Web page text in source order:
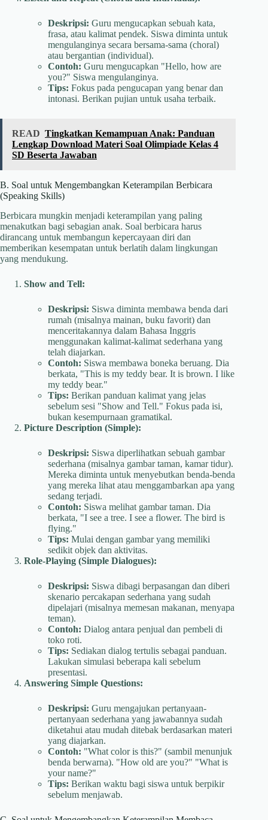
Deskripsi: Guru mengucapkan sebuah kata,
frasa, atau kalimat pendek. Siswa diminta untuk
mengulanginya secara bersama-sama (choral)
atau bergantian (individual).
Contoh: Guru mengucapkan "Hello, how are
you?" Siswa mengulanginya.
Tips: Fokus pada pengucapan yang benar dan
intonasi. Berikan pujian untuk usaha terbaik.
READ Tingkatkan Kemampuan Anak: Panduan
Lengkap Download Materi Soal Olimpiade Kelas 4
SD Beserta Jawaban
B. Soal untuk Mengembangkan Keterampilan Berbicara
(Speaking Skills)
Berbicara mungkin menjadi keterampilan yang paling
menakutkan bagi sebagian anak. Soal berbicara harus
dirancang untuk membangun kepercayaan diri dan
memberikan kesempatan untuk berlatih dalam lingkungan
yang mendukung.
Show and Tell:
Deskripsi: Siswa diminta membawa benda dari
rumah (misalnya mainan, buku favorit) dan
menceritakannya dalam Bahasa Inggris
menggunakan kalimat-kalimat sederhana yang
telah diajarkan.
Contoh: Siswa membawa boneka beruang. Dia
berkata, "This is my teddy bear. It is brown. I like
my teddy bear."
Tips: Berikan panduan kalimat yang jelas
sebelum sesi "Show and Tell." Fokus pada isi,
bukan kesempurnaan gramatikal.
Picture Description (Simple):
Deskripsi: Siswa diperlihatkan sebuah gambar
sederhana (misalnya gambar taman, kamar tidur).
Mereka diminta untuk menyebutkan benda-benda
yang mereka lihat atau menggambarkan apa yang
sedang terjadi.
Contoh: Siswa melihat gambar taman. Dia
berkata, "I see a tree. I see a flower. The bird is
flying."
Tips: Mulai dengan gambar yang memiliki
sedikit objek dan aktivitas.
Role-Playing (Simple Dialogues):
Deskripsi: Siswa dibagi berpasangan dan diberi
skenario percakapan sederhana yang sudah
dipelajari (misalnya memesan makanan, menyapa
teman).
Contoh: Dialog antara penjual dan pembeli di
toko roti.
Tips: Sediakan dialog tertulis sebagai panduan.
Lakukan simulasi beberapa kali sebelum
presentasi.
Answering Simple Questions:
Deskripsi: Guru mengajukan pertanyaan-
pertanyaan sederhana yang jawabannya sudah
diketahui atau mudah ditebak berdasarkan materi
yang diajarkan.
Contoh: "What color is this?" (sambil menunjuk
benda berwarna). "How old are you?" "What is
your name?"
Tips: Berikan waktu bagi siswa untuk berpikir
sebelum menjawab.